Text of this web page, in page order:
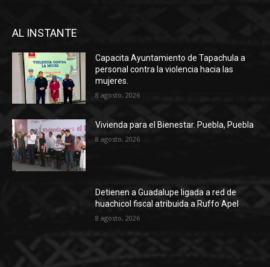
AL INSTANTE
Capacita Ayuntamiento de Tapachula a
personal contra la violencia hacia las
mujeres.
8 agosto, 2026
Vivienda para el Bienestar. Puebla, Puebla
8 agosto, 2026
Detienen a Guadalupe ligada a red de
huachicol fiscal atribuida a Ruffo Apel
8 agosto, 2026